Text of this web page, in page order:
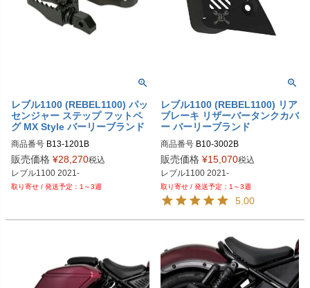
レブル1100 (REBEL1100) パッ
センジャー ステップ フットペ
グ MX Style バーリーブランド
商品番号 B13-1201B
販売価格 ¥28,270税込
1～3週
レブル1100 (REBEL1100) リア
ブレーキ リザーバータンクカバ
ー バーリーブランド
商品番号 B10-3002B
販売価格 ¥15,070税込
1～3週
5.00